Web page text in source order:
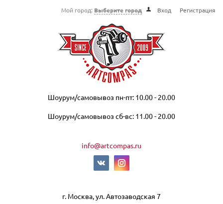
Мой город: Выберите город Вход Регистрация
Шоурум/самовывоз пн-пт: 10.00 - 20.00
Шоурум/самовывоз сб-вс: 11.00 - 20.00
info@artcompas.ru
г. Москва, ул. Автозаводская 7